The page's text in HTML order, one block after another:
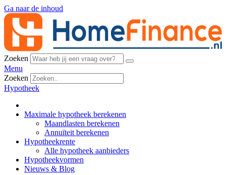
Ga naar de inhoud
Zoeken
Menu
Zoeken
Hypotheek
Maximale hypotheek berekenen
Maandlasten berekenen
Annuïteit berekenen
Hypotheekrente
Alle hypotheek aanbieders
Hypotheekvormen
Nieuws & Blog